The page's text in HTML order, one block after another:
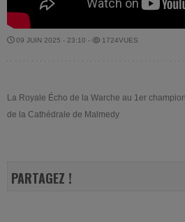
09 JUIN 2025 - 23:10 - 1724VUES
La Royale Écho de la Warche au 1er
de la Cathédrale de Malmedy
PARTAGEZ !